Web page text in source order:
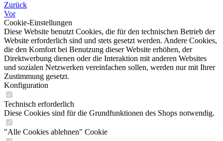
Zurück
Vor
Cookie-Einstellungen
Diese Website benutzt Cookies, die für den technischen Betrieb der
Website erforderlich sind und stets gesetzt werden. Andere Cookies,
die den Komfort bei Benutzung dieser Website erhöhen, der
Direktwerbung dienen oder die Interaktion mit anderen Websites
und sozialen Netzwerken vereinfachen sollen, werden nur mit Ihrer
Zustimmung gesetzt.
Konfiguration
Technisch erforderlich
Diese Cookies sind für die Grundfunktionen des Shops notwendig.
"Alle Cookies ablehnen" Cookie